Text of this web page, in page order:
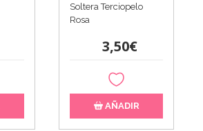
Soltera Terciopelo
Rosa
3,50€
AÑADIR